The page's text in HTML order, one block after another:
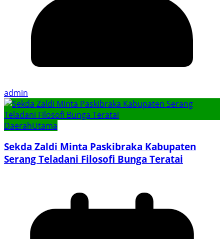
admin
DaerahUtama
Sekda Zaldi Minta Paskibraka Kabupaten
Serang Teladani Filosofi Bunga Teratai